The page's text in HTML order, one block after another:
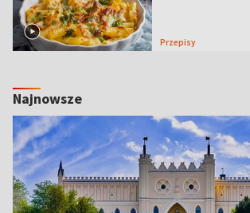
Przepisy
Najnowsze